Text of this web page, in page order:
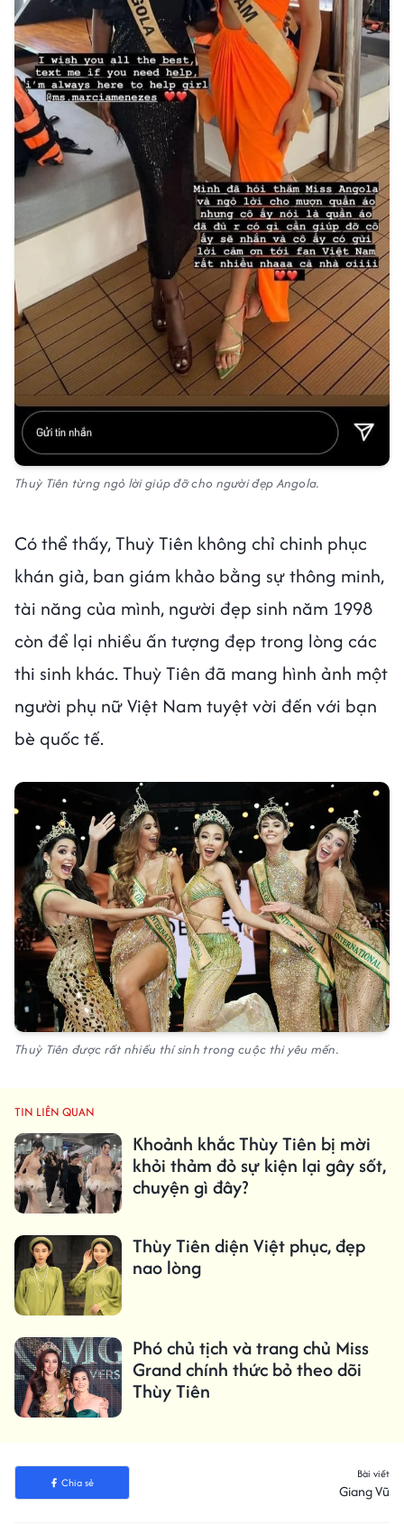
Thuỳ Tiên từng ngỏ lời giúp đỡ cho người đẹp Angola.
Có thể thấy, Thuỳ Tiên không chỉ chinh phục
khán giả, ban giám khảo bằng sự thông minh,
tài năng của mình, người đẹp sinh năm 1998
còn để lại nhiều ấn tượng đẹp trong lòng các
thi sinh khác. Thuỳ Tiên đã mang hình ảnh một
người phụ nữ Việt Nam tuyệt vời đến với bạn
bè quốc tế.
Thuỳ Tiên được rất nhiều thí sinh trong cuộc thi yêu mến.
TIN LIÊN QUAN
Khoảnh khắc Thùy Tiên bị mời
khỏi thảm đỏ sự kiện lại gây sốt,
chuyện gì đây?
Thùy Tiên diện Việt phục, đẹp
nao lòng
Phó chủ tịch và trang chủ Miss
Grand chính thức bỏ theo dõi
Thùy Tiên
Chia sẻ
Bài viết
Giang Vũ